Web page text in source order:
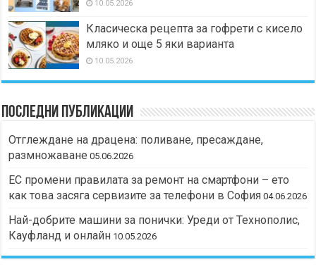
10.05.2026
Класическа рецепта за гофрети с кисело
мляко и още 5 яки варианта
10.05.2026
Последни публикации
Отглеждане на драцена: поливане, пресаждане,
размножаване 05.06.2026
ЕС промени правилата за ремонт на смартфони – ето
как това засяга сервизите за телефони в София 04.06.2026
Най-добрите машини за понички: Уреди от Технополис,
Кауфланд и онлайн 10.05.2026